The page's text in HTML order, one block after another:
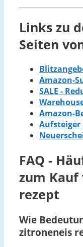
Links zu
Seiten
Amazon-
SALE -
Amazon-
Aufsteiger
FAQ -
zum
rezept
Wie
zitroneneis